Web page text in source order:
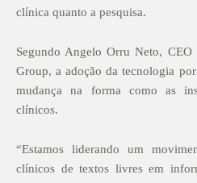
clínica quanto a pesquisa.
Segundo Angelo Orru Neto,
Group, a adoção da tecnologia
mudança na forma como as
clínicos.
“Estamos liderando um
clínicos de textos livres em